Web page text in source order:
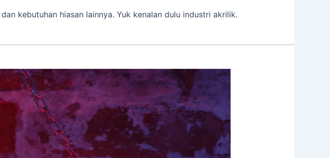
kebutuhan hiasan lainnya. Yuk kenalan dulu industri akrilik.